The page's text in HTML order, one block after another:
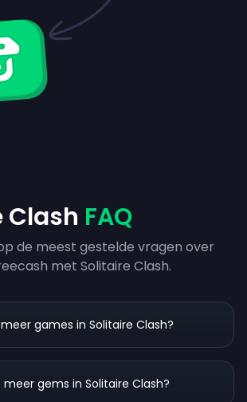
Clash FAQ
de meest gestelde vragen over
met Solitaire Clash.
games in Solitaire Clash?
meer gems in Solitaire Clash?